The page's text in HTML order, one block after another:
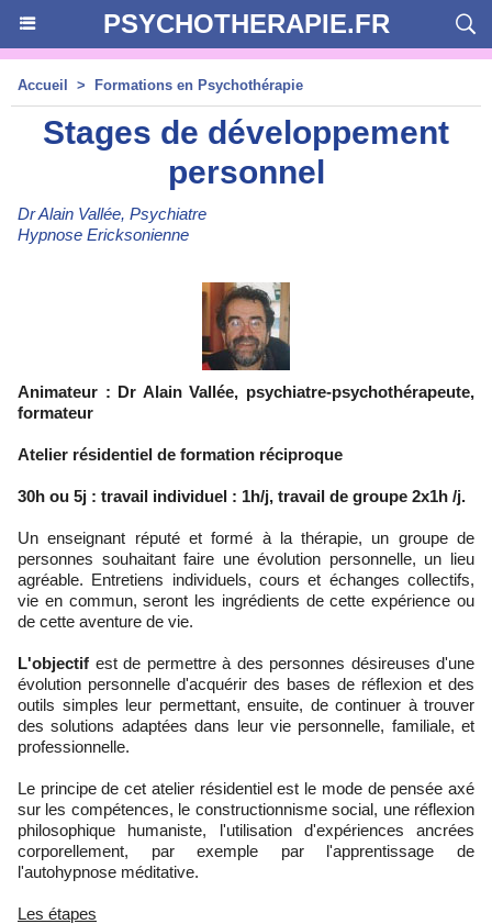
PSYCHOTHERAPIE.FR
Accueil > Formations en Psychothérapie
Stages de développement
personnel
Dr Alain Vallée, Psychiatre
Hypnose Ericksonienne
Animateur : Dr Alain Vallée, psychiatre-psychothérapeute,
formateur
Atelier résidentiel de formation réciproque
30h ou 5j : travail individuel : 1h/j, travail de groupe 2x1h /j.
Un enseignant réputé et formé à la thérapie, un groupe de
personnes souhaitant faire une évolution personnelle, un lieu
agréable. Entretiens individuels, cours et échanges collectifs,
vie en commun, seront les ingrédients de cette expérience ou
de cette aventure de vie.
L'objectif est de permettre à des personnes désireuses d'une
évolution personnelle d'acquérir des bases de réflexion et des
outils simples leur permettant, ensuite, de continuer à trouver
des solutions adaptées dans leur vie personnelle, familiale, et
professionnelle.
Le principe de cet atelier résidentiel est le mode de pensée axé
sur les compétences, le constructionnisme social, une réflexion
philosophique humaniste, l'utilisation d'expériences ancrées
corporellement, par exemple par l'apprentissage de
l'autohypnose méditative.
Les étapes